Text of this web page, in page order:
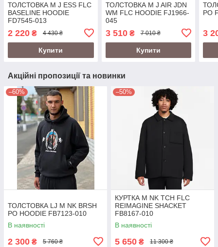
ТОЛСТОВКА M J ESS FLC
BASELINE HOODIE
FD7545-013
2 220 ₴ 4 430 ₴
Купити
ТОЛСТОВКА M J AIR JDN
WM FLC HOODIE FJ1966-
045
3 510₴ 7 010 ₴
Купити
PO
3
Акційні пропозиції та новинки
–60%
ТОЛСТОВКА LJ M NK BRSH
PO HOODIE FB7123-010
В наявності
2 300 ₴ 5 760 ₴
–50%
КУРТКА M NK TCH FLC
REIMAGINE SHACKET
FB8167-010
В наявності
5 650 ₴ 11 300 ₴